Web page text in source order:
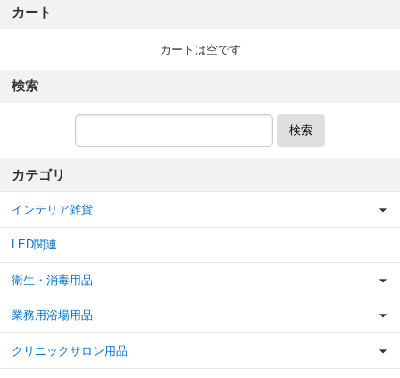
カート
カートは空です
検索
検索
カテゴリ
インテリア雑貨
LED関連
衛生・消毒用品
業務用浴場用品
クリニックサロン用品